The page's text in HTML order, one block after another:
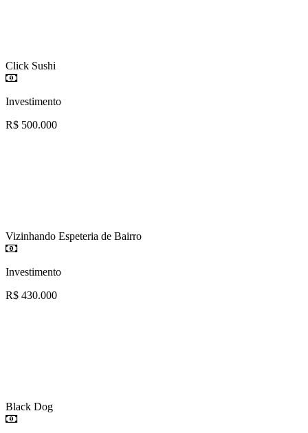
Click Sushi
Investimento
R$ 500.000
Vizinhando Espeteria de Bairro
Investimento
R$ 430.000
Black Dog